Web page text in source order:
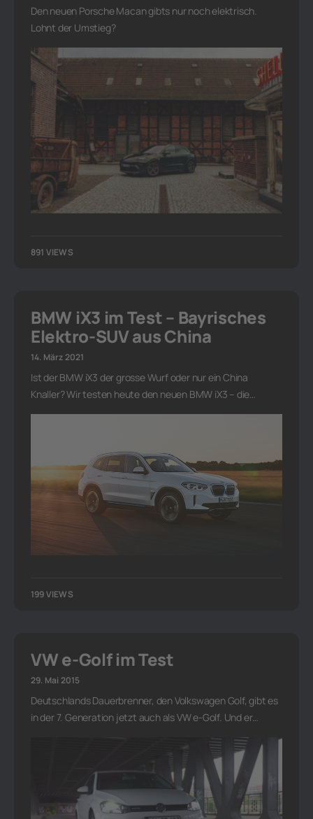
Den neuen Porsche Macan gibts nur noch elektrisch.
Lohnt der Umstieg?
891 VIEWS
BMW iX3 im Test – Bayrisches
Elektro-SUV aus China
14. März 2021
Ist der BMW iX3 der grosse Wurf oder nur ein China
Knaller? Wir testen heute den neuen BMW iX3 – die…
199 VIEWS
VW e-Golf im Test
29. Mai 2015
Deutschlands Dauerbrenner, den Volkswagen Golf, gibt es
in der 7. Generation jetzt auch als VW e-Golf. Und er…